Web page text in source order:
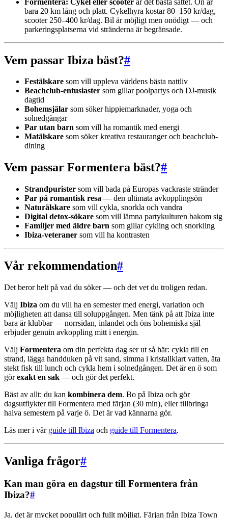
bara 20 km lång och platt. Cykelhyra kostar 80–150 kr/dag,
scooter 250–400 kr/dag. Bil är möjligt men onödigt — och
parkeringsplatserna vid stränderna är begränsade.
Vem passar Ibiza bäst?#
Festälskare som vill uppleva världens bästa nattliv
Beachclub-entusiaster som gillar poolpartys och DJ-musik
dagtid
Bohemsjälar som söker hippiemarknader, yoga och
solnedgångar
Par utan barn som vill ha romantik med energi
Matälskare som söker kreativa restauranger och beachclub-
dining
Vem passar Formentera bäst?#
Strandpurister som vill bada på Europas vackraste stränder
Par på romantisk resa — den ultimata avkopplingsön
Naturälskare som vill cykla, snorkla och vandra
Digital detox-sökare som vill lämna partykulturen bakom sig
Familjer med äldre barn som gillar cykling och snorkling
Ibiza-veteraner som vill ha kontrasten
Vår rekommendation#
Det beror helt på vad du söker — och det vet du troligen redan.
Välj Ibiza om du vill ha en semester med energi, variation och
möjligheten att dansa till soluppgången. Men tänk på att Ibiza inte
bara är klubbar — norrsidan, inlandet och öns bohemiska själ
erbjuder genuin avkoppling mitt i energin.
Välj Formentera om din perfekta dag ser ut så här: cykla till en
strand, lägga handduken på vit sand, simma i kristallklart vatten, äta
stekt fisk till lunch och cykla hem i solnedgången. Det är en ö som
görexakt en sak — och gör det perfekt.
Bäst av allt: du kan kombinera dem. Bo på Ibiza och gör
dagsutflykter till Formentera med färjan (30 min), eller tillbringa
halva semestern på varje ö. Det är vad kännarna gör.
Läs mer i vår guide till Ibiza och guide till Formentera.
Vanliga frågor#
Kan man göra en dagstur till Formentera från
Ibiza?#
Ja, det är mycket populärt och fullt möjligt. Färjan från Ibiza Town